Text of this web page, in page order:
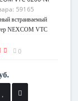
59165
встраиваемый
NEXCOM VTC
0